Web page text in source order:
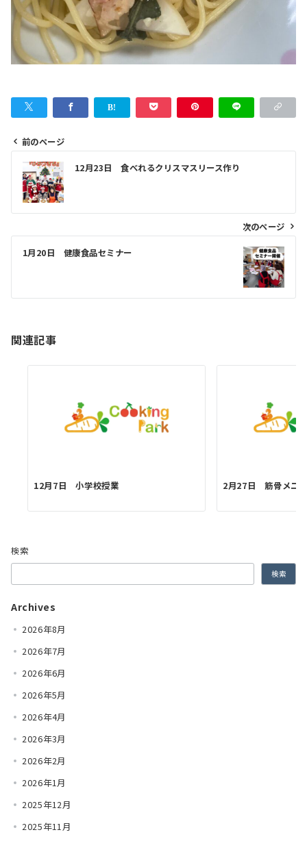
稿
ナ
ビ
ゲ
ー
ョ
前のページ
12月23日 食べれるクリスマスリース作り
次のページ
1月20日 健康食品セミナー
関連記事
12月7日 小学校授業 2月27日 筋骨メニ
検索
検索
Archives
2026年8月
2026年7月
2026年6月
2026年5月
2026年4月
2026年3月
2026年2月
2026年1月
2025年12月
2025年11月